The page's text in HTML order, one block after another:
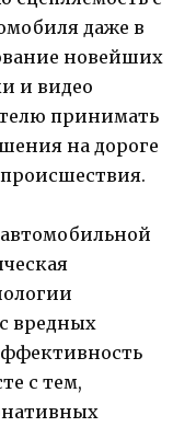
даже в
новейших
и видео
принимать
на дороге
вредных
с тем,